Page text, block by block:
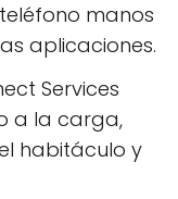
manos
aplicaciones.
Services
a la carga,
habitáculo y